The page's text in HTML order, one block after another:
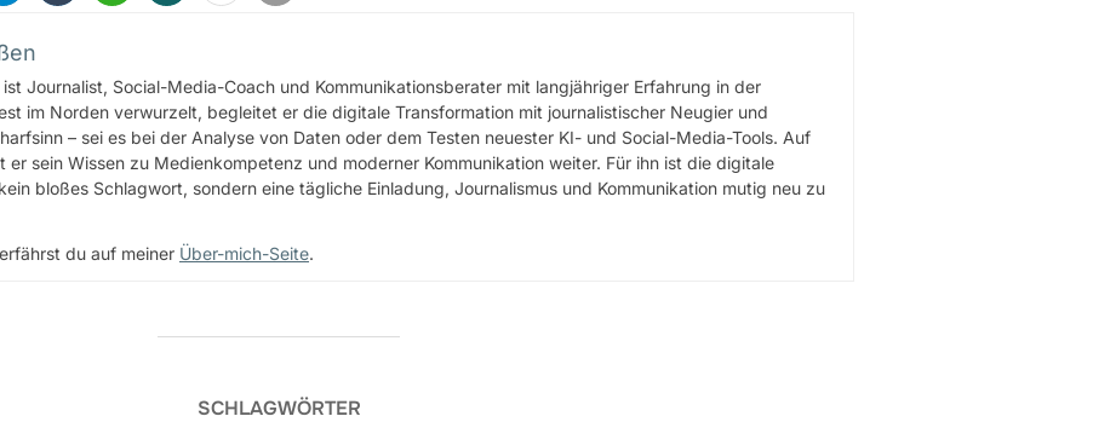
Journalist, Social-Media-Coach und Kommunikationsberater mit langjähriger Erfahrung in der
im Norden verwurzelt, begleitet er die digitale Transformation mit journalistischer Neugier und
– sei es bei der Analyse von Daten oder dem Testen neuester KI- und Social-Media-Tools. Auf
er sein Wissen zu Medienkompetenz und moderner Kommunikation weiter. Für ihn ist die digitale
bloßes Schlagwort, sondern eine tägliche Einladung, Journalismus und Kommunikation mutig neu zu
du auf meiner Über-mich-Seite.
SCHLAGWÖRTER